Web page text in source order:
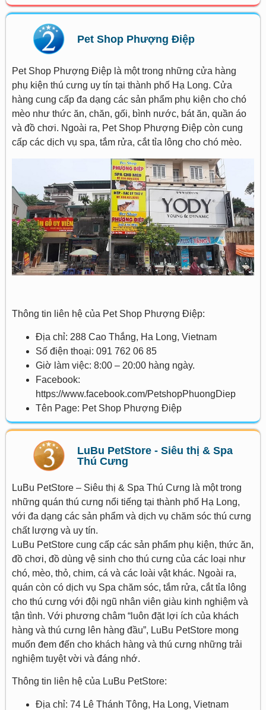
Pet Shop Phượng Điệp
Pet Shop Phượng Điệp là một trong những cửa hàng
phụ kiện thú cưng uy tín tại thành phố Hạ Long. Cửa
hàng cung cấp đa dạng các sản phẩm phụ kiện cho chó
mèo như thức ăn, chăn, gối, bình nước, bát ăn, quần áo
và đồ chơi. Ngoài ra, Pet Shop Phượng Điệp còn cung
cấp các dịch vụ spa, tắm rửa, cắt tỉa lông cho chó mèo.
Thông tin liên hệ của Pet Shop Phượng Điệp:
Địa chỉ: 288 Cao Thắng, Ha Long, Vietnam
Số điện thoại: 091 762 06 85
Giờ làm việc: 8:00 – 20:00 hàng ngày.
Facebook:
https://www.facebook.com/PetshopPhuongDiep
Tên Page: Pet Shop Phượng Điệp
LuBu PetStore - Siêu thị & Spa
Thú Cưng
LuBu PetStore – Siêu thị & Spa Thú Cưng là một trong
những quán thú cưng nổi tiếng tại thành phố Hạ Long,
với đa dạng các sản phẩm và dịch vụ chăm sóc thú cưng
chất lượng và uy tín.
LuBu PetStore cung cấp các sản phẩm phụ kiện, thức ăn,
đồ chơi, đồ dùng vệ sinh cho thú cưng của các loại như
chó, mèo, thỏ, chim, cá và các loài vật khác. Ngoài ra,
quán còn có dịch vụ Spa chăm sóc, tắm rửa, cắt tỉa lông
cho thú cưng với đội ngũ nhân viên giàu kinh nghiệm và
tận tình. Với phương châm “luôn đặt lợi ích của khách
hàng và thú cưng lên hàng đầu”, LuBu PetStore mong
muốn đem đến cho khách hàng và thú cưng những trải
nghiệm tuyệt vời và đáng nhớ.
Thông tin liên hệ của LuBu PetStore:
Địa chỉ: 74 Lê Thánh Tông, Ha Long, Vietnam